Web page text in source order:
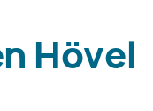
Hövel